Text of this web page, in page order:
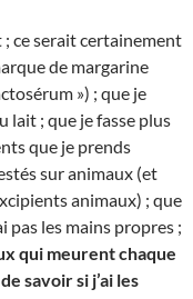
; ce serait certainement
de margarine
») ; que je
lait ; que je fasse plus
que je prends
sur animaux (et
animaux) ; que
pas les mains propres ;
qui meurent chaque
savoir si j’ai les